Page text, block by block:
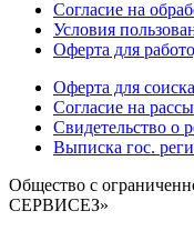
Согласие на
Условия
Оферта для
Оферта для
Согласие на
Свидетельство о
Выписка гос.
Общество с
СЕРВИСЕЗ»